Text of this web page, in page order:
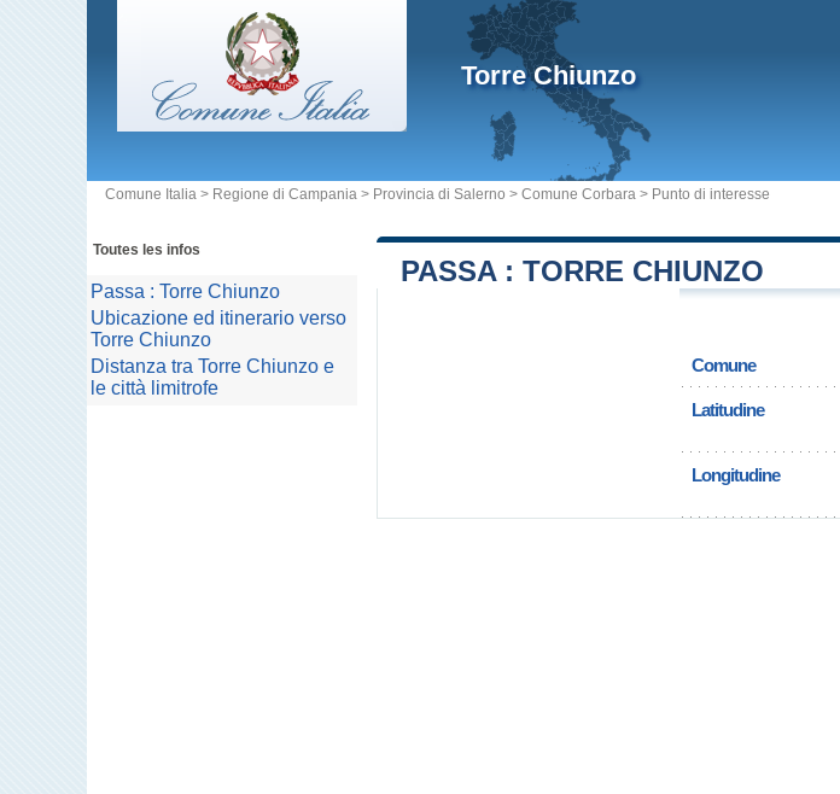
Torre Chiunzo
Comune Italia > Regione di Campania > Provincia di Salerno > Comune Corbara > Punto di interesse
PASSA : TORRE CHIUNZO
Comune
Latitudine
Longitudine
Toutes les infos
Passa : Torre Chiunzo
Ubicazione ed itinerario verso
Torre Chiunzo
Distanza tra Torre Chiunzo e
le città limitrofe